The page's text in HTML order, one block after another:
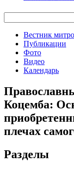
Вестник
Публикации
Фото
Видео
Календарь
Коцемба:
плечах
Разделы